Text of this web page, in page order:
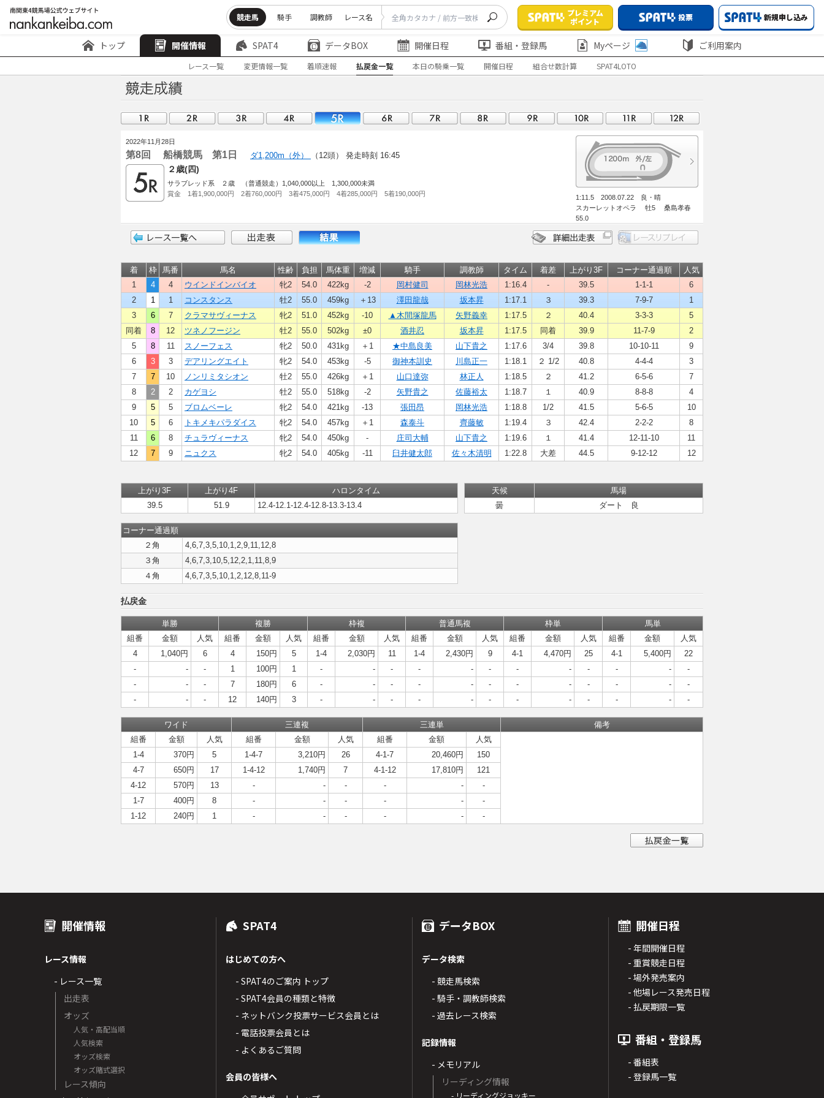
競走馬 騎手 調教師 レース名
プレミアム
ポイント
投票 新規申し込み
トップ 開催情報 SPAT4 データBOX 開催日程 番組・登録馬 Myページ ご利用案内
レース一覧 変更情報一覧 着順速報 払戻金一覧 本日の騎乗一覧 開催日程 組合せ数計算 SPAT4LOTO
2022年11月28日
第8回 船橋競馬 第1日 ダ1,200m（外） （12頭） 発走時刻 16:45
２歳(四)
サラブレッド系 ２歳 （普通競走）1,040,000以上 1,300,000未満
賞金 1着1,900,000円 2着760,000円 3着475,000円 4着285,000円 5着190,000円
1:11.5 2008.07.22 良・晴
スカーレットオペラ 牡5 桑島孝春
55.0
着 枠 馬番 馬名 性齢 負担 馬体重 増減 騎手 調教師 タイム 着差 上がり3F コーナー通過順
人気
1
4 4 ウインドインバイオ 牝2 54.0 422kg -2 岡村健司 岡林光浩 1:16.4 - 39.5 1-1-1
6
2
1 1 コンスタンス 牡2 55.0 459kg ＋13 澤田龍哉 坂本昇 1:17.1 ３ 39.3 7-9-7
1
3
6 7 クラマサヴィーナス 牝2 51.0 452kg -10 ▲木間塚龍馬 矢野義幸 1:17.5 ２ 40.4 3-3-3
5
同着
8 12 ツネノフージン 牡2 55.0 502kg ±0 酒井忍 坂本昇 1:17.5 同着 39.9 11-7-9
2
5
8 11 スノーフェス 牝2 50.0 431kg ＋1 ★中島良美 山下貴之 1:17.6 3/4 39.8 10-10-11
9
6
3 3 デアリングエイト 牝2 54.0 453kg -5 御神本訓史 川島正一 1:18.1 ２ 1/2 40.8 4-4-4
3
7
7 10 ノンリミタシオン 牡2 55.0 426kg ＋1 山口達弥 林正人 1:18.5 ２ 41.2 6-5-6
7
8
2 2 カゲヨシ 牡2 55.0 518kg -2 矢野貴之 佐藤裕太 1:18.7 １ 40.9 8-8-8
4
9
5 5 ブロムベーレ 牝2 54.0 421kg -13 張田昂 岡林光浩 1:18.8 1/2 41.5 5-6-5
10
10
5 6 トキメキパラダイス 牝2 54.0 457kg ＋1 森泰斗 齊藤敏 1:19.4 ３ 42.4 2-2-2
8
11
6 8 チュラヴィーナス 牝2 54.0 450kg - 庄司大輔 山下貴之 1:19.6 １ 41.4 12-11-10
11
12
7 9 ニュクス 牝2 54.0 405kg -11 臼井健太郎 佐々木清明 1:22.8 大差 44.5 9-12-12 12
上がり3F 上がり4F
ハロンタイム
39.5
51.9 12.4-12.1-12.4-12.8-13.3-13.4
コーナー通過順
２角
4,6,7,3,5,10,1,2,9,11,12,8
３角
4,6,7,3,10,5,12,2,1,11,8,9
４角
4,6,7,3,5,10,1,2,12,8,11-9
天候
馬場
曇
ダート 良
払戻金
単勝 複勝 枠複 普通馬複 枠単
馬単
組番
金額 人気 組番 金額 人気 組番 金額 人気 組番 金額 人気 組番 金額 人気 組番 金額
人気
4
1,040円 6 4 150円 5 1-4 2,030円 11 1-4 2,430円 9 4-1 4,470円 25 4-1 5,400円
22
-
- - 1 100円 1 - - - - - - - - - - -
-
-
- - 7 180円 6 - - - - - - - - - - -
-
-
- - 12 140円 3 - - - - - - - - - - - -
ワイド 三連複 三連単
備考
組番
金額 人気 組番 金額 人気 組番 金額
人気
1-4
370円 5 1-4-7 3,210円 26 4-1-7 20,460円
150
4-7
650円 17 1-4-12 1,740円 7 4-1-12 17,810円
121
4-12
570円 13 - - - - -
-
1-7
400円 8 - - - - -
-
1-12
240円 1 - - - - - -
開催情報
レース情報
- レース一覧
出走表
オッズ
人気・高配当順
人気検索
オッズ検索
オッズ賭式選択
レース傾向
SPAT4
はじめての方へ
- SPAT4のご案内 トップ
- SPAT4会員の種類と特徴
- ネットバンク投票サービス会員とは
- 電話投票会員とは
- よくあるご質問
会員の皆様へ
データBOX
データ検索
- 競走馬検索
- 騎手・調教師検索
- 過去レース検索
記録情報
- メモリアル
リーディング情報
- リーディングジョッキー
開催日程
- 年間開催日程
- 重賞競走日程
- 場外発売案内
- 他場レース発売日程
- 払戻期限一覧
番組・登録馬
- 番組表
- 登録馬一覧